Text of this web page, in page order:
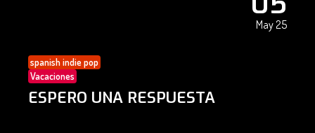
May 25
spanish indie pop
Vacaciones
ESPERO UNA RESPUESTA